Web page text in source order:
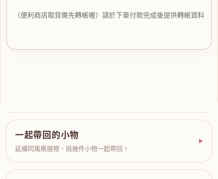
（便利商店取貨需先轉帳喔）請於下單付款完成後提供轉帳資料
一起帶回的小物
延續同風格選物，挑幾件小物一起帶回。